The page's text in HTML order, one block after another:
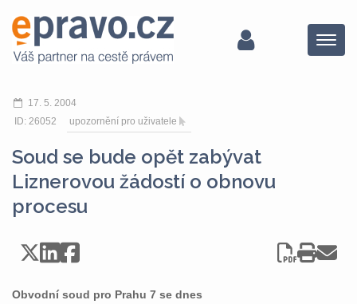
Menu
17. 5. 2004
ID: 26052
upozornění pro uživatele
Soud se bude opět zabývat
Liznerovou žádostí o obnovu
procesu
Obvodní soud pro Prahu 7 se dnes